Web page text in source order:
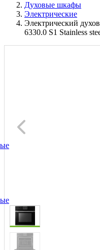
Духовые шкафы
Электрические
Электрический
6330.0 S1 Stainless